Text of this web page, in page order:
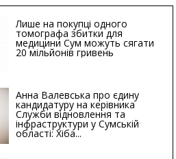
Лише на покупці одного
томографа збитки для
медицини Сум можуть сягати
20 мільйонів гривень
Анна Валевська про єдину
кандидатуру на керівника
Служби відновлення та
інфраструктури у Сумській
області: Хіба...